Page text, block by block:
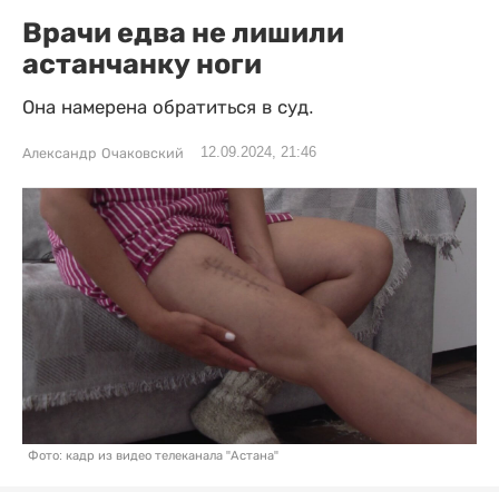
Врачи едва не лишили
астанчанку ноги
Она намерена обратиться в суд.
Александр Очаковский 12.09.2024, 21:46
Фото: кадр из видео телеканала "Астана"